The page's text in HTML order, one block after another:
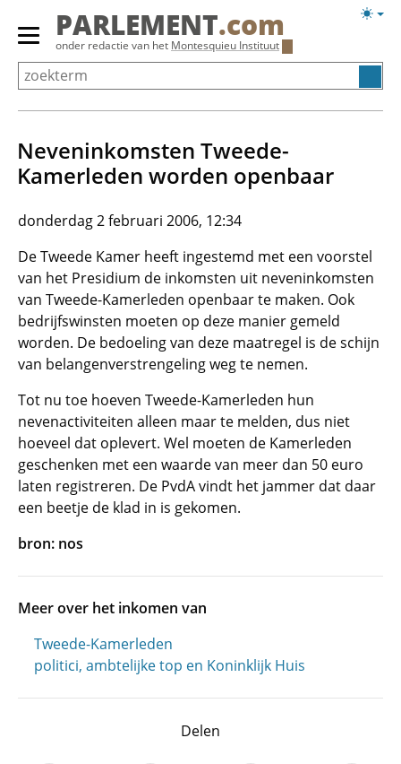
Overslaan
Primair
menu
tonen/verbergen
PARLEMENT.com
onder redactie van het Montesquieu Instituut
Neveninkomsten Tweede-
Kamerleden worden openbaar
donderdag 2 februari 2006, 12:34
De Tweede Kamer heeft ingestemd met een voorstel
van het Presidium de inkomsten uit neveninkomsten
van Tweede-Kamerleden openbaar te maken. Ook
bedrijfswinsten moeten op deze manier gemeld
worden. De bedoeling van deze maatregel is de schijn
van belangenverstrengeling weg te nemen.
Tot nu toe hoeven Tweede-Kamerleden hun
nevenactiviteiten alleen maar te melden, dus niet
hoeveel dat oplevert. Wel moeten de Kamerleden
geschenken met een waarde van meer dan 50 euro
laten registreren. De PvdA vindt het jammer dat daar
een beetje de klad in is gekomen.
bron: nos
Meer over het inkomen van
Tweede-Kamerleden
politici, ambtelijke top en Koninklijk Huis
Delen